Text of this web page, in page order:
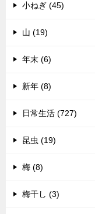
小ねぎ (45)
山 (19)
年末 (6)
新年 (8)
日常生活 (727)
昆虫 (19)
梅 (8)
梅干し (3)